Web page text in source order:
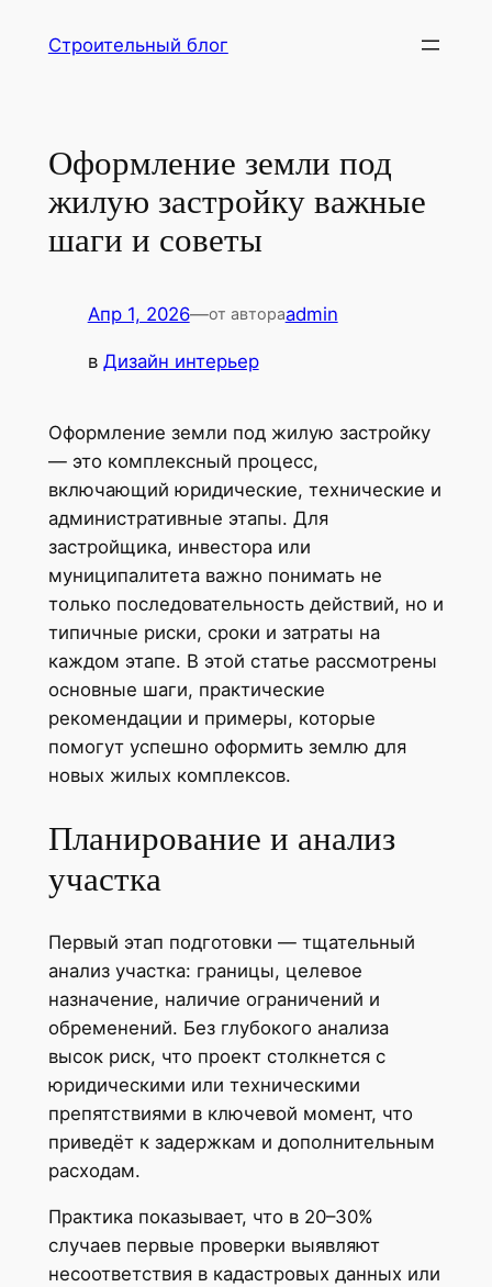
Строительный блог
Оформление земли под
жилую застройку важные
шаги и советы
Апр 1, 2026—от автораadmin
в Дизайн интерьер
Оформление земли под жилую застройку
— это комплексный процесс,
включающий юридические, технические и
административные этапы. Для
застройщика, инвестора или
муниципалитета важно понимать не
только последовательность действий, но и
типичные риски, сроки и затраты на
каждом этапе. В этой статье рассмотрены
основные шаги, практические
рекомендации и примеры, которые
помогут успешно оформить землю для
новых жилых комплексов.
Планирование и анализ
участка
Первый этап подготовки — тщательный
анализ участка: границы, целевое
назначение, наличие ограничений и
обременений. Без глубокого анализа
высок риск, что проект столкнется с
юридическими или техническими
препятствиями в ключевой момент, что
приведёт к задержкам и дополнительным
расходам.
Практика показывает, что в 20–30%
случаев первые проверки выявляют
несоответствия в кадастровых данных или